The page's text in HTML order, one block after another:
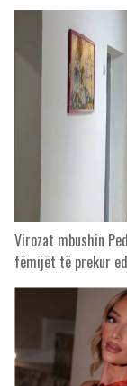
Virozat mbushin
fëmijët të prekur